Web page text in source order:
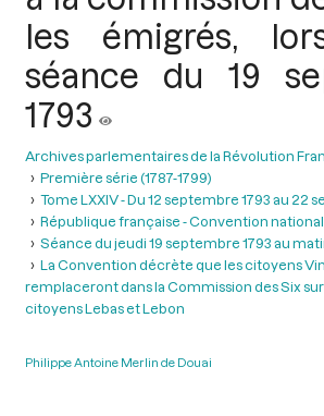
les émigrés,
séance du 19
1793
Archives parlementaires de la Révolution
Première série (1787-1799)
Tome LXXIV - Du 12 septembre 1793 au 22
République française - Convention
Séance du jeudi 19 septembre 1793 au
La Convention décrète que les citoyens
remplaceront dans la Commission des Six
citoyens Lebas et Lebon
Philippe Antoine Merlin de Douai